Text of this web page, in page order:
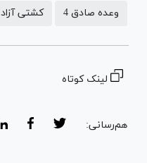
وعده صادق 4 کشتی آزاد
لینک کوتاه
هم‌رسانی: